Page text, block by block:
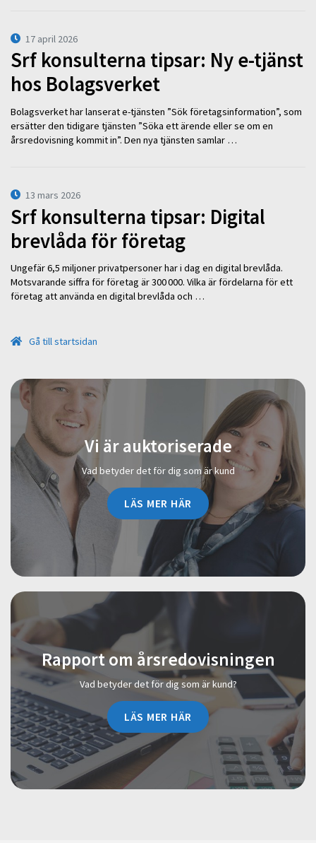
17 april 2026
Srf konsulterna tipsar: Ny e-tjänst
hos Bolagsverket
Bolagsverket har lanserat e-tjänsten ”Sök företagsinformation”, som
ersätter den tidigare tjänsten ”Söka ett ärende eller se om en
årsredovisning kommit in”. Den nya tjänsten samlar …
13 mars 2026
Srf konsulterna tipsar: Digital
brevlåda för företag
Ungefär 6,5 miljoner privatpersoner har i dag en digital brevlåda.
Motsvarande siffra för företag är 300 000. Vilka är fördelarna för ett
företag att använda en digital brevlåda och …
Gå till startsidan
Vi är auktoriserade
Vad betyder det för dig som är kund
LÄS MER HÄR
Rapport om årsredovisningen
Vad betyder det för dig som är kund?
LÄS MER HÄR